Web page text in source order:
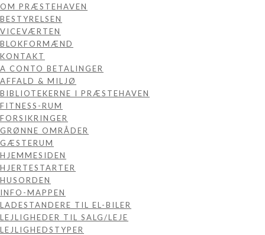
OM PRÆSTEHAVEN
BESTYRELSEN
VICEVÆRTEN
BLOKFORMÆND
KONTAKT
A CONTO BETALINGER
AFFALD & MILJØ
BIBLIOTEKERNE I PRÆSTEHAVEN
FITNESS-RUM
FORSIKRINGER
GRØNNE OMRÅDER
GÆSTERUM
HJEMMESIDEN
HJERTESTARTER
HUSORDEN
INFO-MAPPEN
LADESTANDERE TIL EL-BILER
LEJLIGHEDER TIL SALG/LEJE
LEJLIGHEDSTYPER